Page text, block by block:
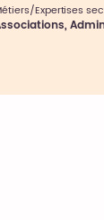
Expertises